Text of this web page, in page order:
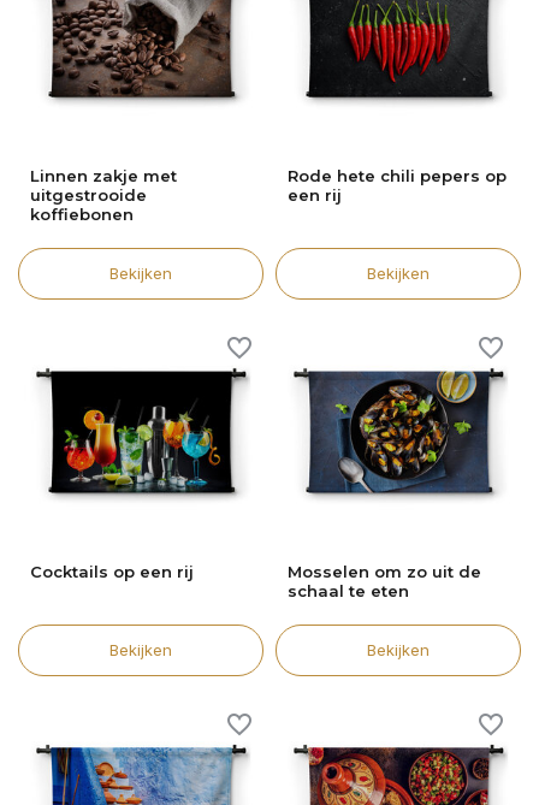
Linnen zakje met
uitgestrooide
koffiebonen
Bekijken
Rode hete chili pepers op
een rij
Bekijken
Cocktails op een rij
Bekijken
Mosselen om zo uit de
schaal te eten
Bekijken